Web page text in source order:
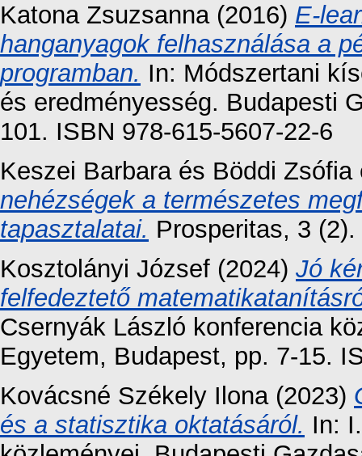
Katona Zsuzsanna(2016) E-
hanganyagok felhasználása a
programban. In: Módszertani
és eredményesség. Budapesti
101. ISBN 978-615-5607-22-6
Keszei Barbaraés Böddi Zsófia
nehézségek a természetes
tapasztalatai. Prosperitas, 3
Kosztolányi József (2024) Jó
felfedeztető
Csernyák László konferencia
Egyetem, Budapest, pp. 7-15.
Kovácsné Székely Ilona(2023)
és a statisztika oktatásáról. In: